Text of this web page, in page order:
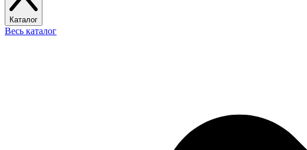
Каталог
Весь каталог